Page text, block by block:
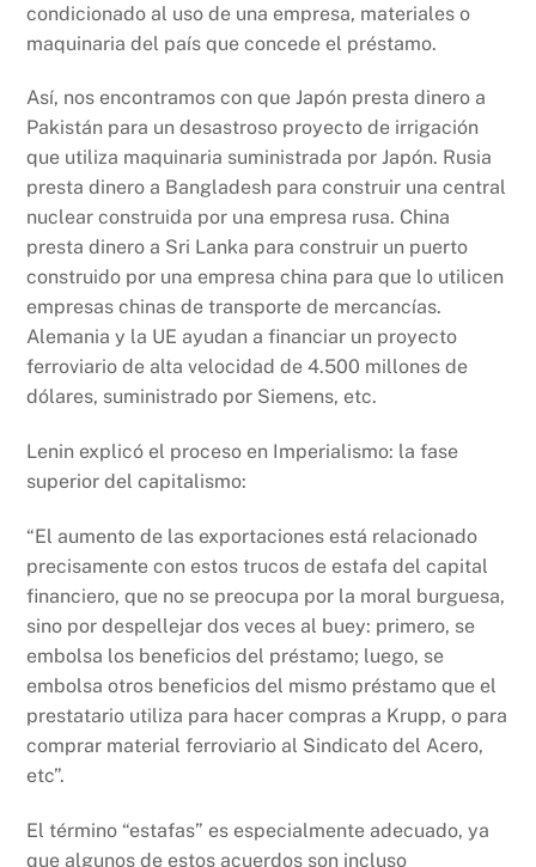
condicionado al uso de una empresa, materiales o
maquinaria del país que concede el préstamo.
Así, nos encontramos con que Japón presta dinero a
Pakistán para un desastroso proyecto de irrigación
que utiliza maquinaria suministrada por Japón. Rusia
presta dinero a Bangladesh para construir una central
nuclear construida por una empresa rusa. China
presta dinero a Sri Lanka para construir un puerto
construido por una empresa china para que lo utilicen
empresas chinas de transporte de mercancías.
Alemania y la UE ayudan a financiar un proyecto
ferroviario de alta velocidad de 4.500 millones de
dólares, suministrado por Siemens, etc.
Lenin explicó el proceso en Imperialismo: la fase
superior del capitalismo:
“El aumento de las exportaciones está relacionado
precisamente con estos trucos de estafa del capital
financiero, que no se preocupa por la moral burguesa,
sino por despellejar dos veces al buey: primero, se
embolsa los beneficios del préstamo; luego, se
embolsa otros beneficios del mismo préstamo que el
prestatario utiliza para hacer compras a Krupp, o para
comprar material ferroviario al Sindicato del Acero,
etc”.
El término “estafas” es especialmente adecuado, ya
que algunos de estos acuerdos son incluso